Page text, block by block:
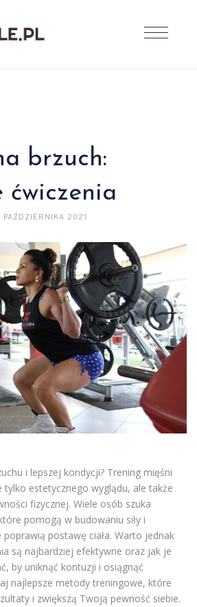
brzuch:
ćwiczenia
PAŹDZIERNIKA 2021
i lepszej kondycji? Trening mięśni
tylko estetycznego wyglądu, ale także
fizycznej. Wiele osób szuka
pomogą w budowaniu siły i
poprawią postawę ciała. Warto jednak
są najbardziej efektywne oraz jak je
by uniknąć kontuzji i osiągnąć
najlepsze metody treningowe, które
i zwiększą Twoją pewność siebie.